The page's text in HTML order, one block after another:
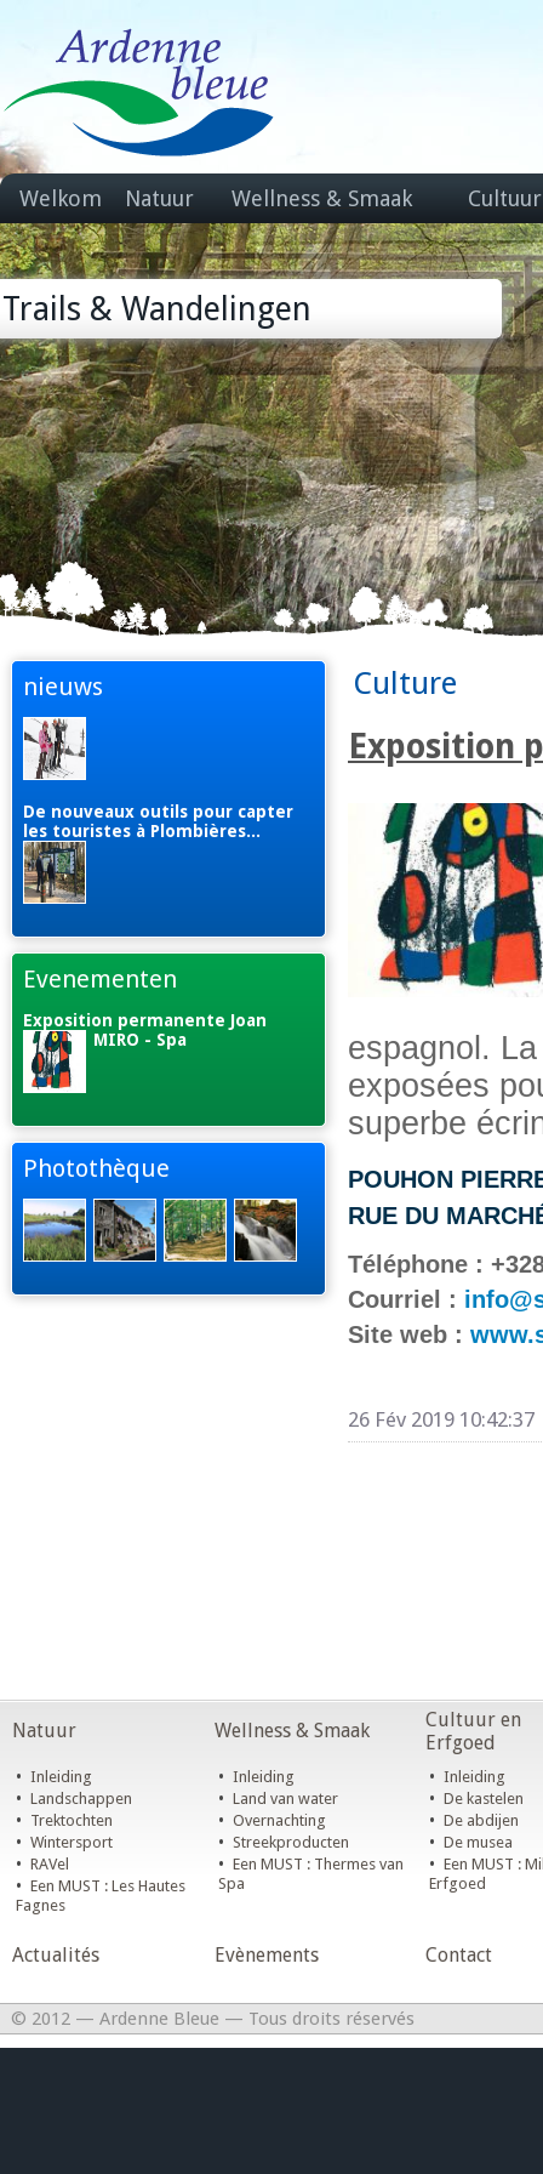
Welkom Natuur Wellness & Smaak
Trails & Wandelingen
nieuws
De nouveaux outils pour capter
les touristes à Plombières...
Evenementen
Exposition permanente Joan
MIRO - Spa
Photothèque
Culture
Exposition
espagnol.
exposées
superbe
POUHON
RUE DU
Téléphone :
Courriel :
Site web :
26 Fév 2019 10:42:37
Natuur Wellness & Smaak
Cultuur en
Erfgoed
• Inleiding
• Landschappen
• Trektochten
• Wintersport
• RAVel
• Een MUST : Les Hautes
Fagnes
• Inleiding
• Land van water
• Overnachting
• Streekproducten
• Een MUST : Thermes van
Spa
• Inleiding
• De kastelen
• De abdijen
• De musea
• Een MUST :
Erfgoed
Actualités Evènements Contact
© 2012 — Ardenne Bleue — Tous droits réservés